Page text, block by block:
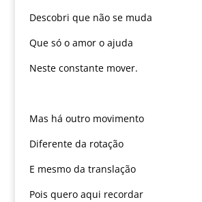
Descobri que não se muda
Que só o amor o ajuda
Neste constante mover.
Mas há outro movimento
Diferente da rotação
E mesmo da translação
Pois quero aqui recordar